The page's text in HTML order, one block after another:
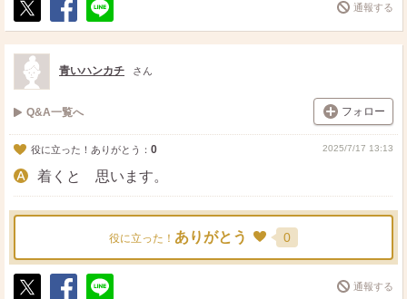
ポ
ス
ト
シ
ェ
送
る
通報する
青いハンカチ さん
Q&A一覧へ フォロー
役に立った！ありがとう： 0 2025/7/17 13:13
着くと 思います。
役に立った！ ありがとう 0
通報する